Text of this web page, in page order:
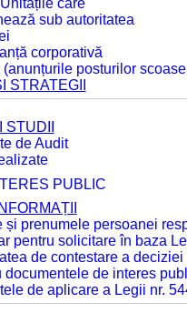
care
sub autoritatea
corporativă
(anunțurile posturilor
STRATEGII
de Audit
PUBLIC
și prenumele persoanei
pentru solicitare în baza
de contestare a
documentele de interes
de aplicare a Legii nr.